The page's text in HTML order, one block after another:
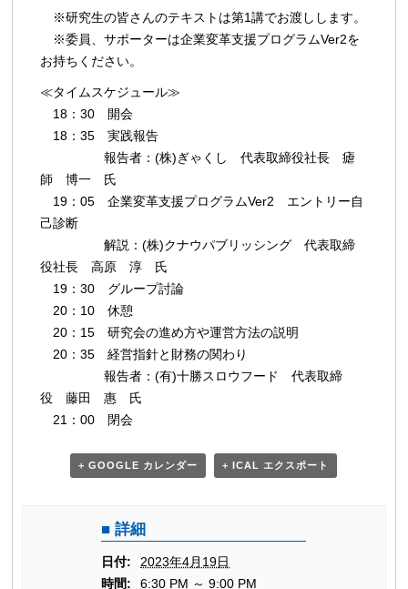
シ
ョ
ン
※研究生の皆さんのテキストは第1講でお渡しします。
※委員、サポーターは企業変革支援プログラムVer2を
お持ちください。
≪タイムスケジュール≫
18：30 開会
18：35 実践報告
報告者：(株)ぎゃくし 代表取締役社長 瘧
師 博一 氏
19：05 企業変革支援プログラムVer2 エントリー自
己診断
解説：(株)クナウパブリッシング 代表取締
役社長 高原 淳 氏
19：30 グループ討論
20：10 休憩
20：15 研究会の進め方や運営方法の説明
20：35 経営指針と財務の関わり
報告者：(有)十勝スロウフード 代表取締
役 藤田 惠 氏
21：00 閉会
+ GOOGLE カレンダー + ICAL エクスポート
詳細
日付:
2023年4月19日
時間:
6:30 PM ～ 9:00 PM